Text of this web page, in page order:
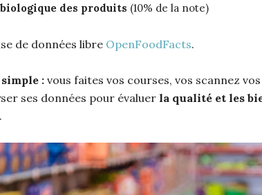
biologique des produits (10% de la note)
de données libre OpenFoodFacts.
: vous faites vos courses, vos scannez
ses données pour évaluer la qualité et les
.